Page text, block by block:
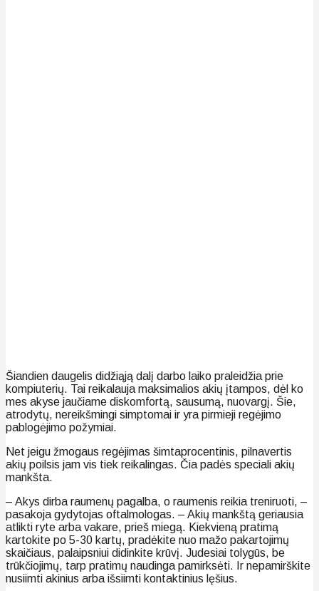
Šiandien daugelis didžiąją dalį darbo laiko praleidžia prie
kompiuterių. Tai reikalauja maksimalios akių įtampos, dėl ko
mes akyse jaučiame diskomfortą, sausumą, nuovargį. Šie,
atrodytų, nereikšmingi simptomai ir yra pirmieji regėjimo
pablogėjimo požymiai.
Net jeigu žmogaus regėjimas šimtaprocentinis, pilnavertis
akių poilsis jam vis tiek reikalingas. Čia padės speciali akių
mankšta.
– Akys dirba raumenų pagalba, o raumenis reikia treniruoti, –
pasakoja gydytojas oftalmologas. – Akių mankštą geriausia
atlikti ryte arba vakare, prieš miegą. Kiekvieną pratimą
kartokite po 5-30 kartų, pradėkite nuo mažo pakartojimų
skaičiaus, palaipsniui didinkite krūvį. Judesiai tolygūs, be
trūkčiojimų, tarp pratimų naudinga pamirksėti. Ir nepamirškite
nusiimti akinius arba išsiimti kontaktinius lęšius.